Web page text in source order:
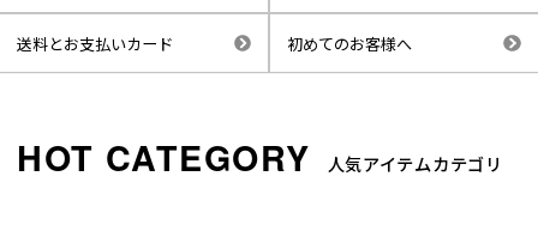
送料とお支払いカード 初めてのお客様へ
人気アイテムカテゴリ